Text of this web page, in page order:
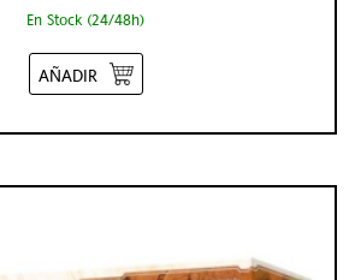
En Stock (24/48h)
AÑADIR